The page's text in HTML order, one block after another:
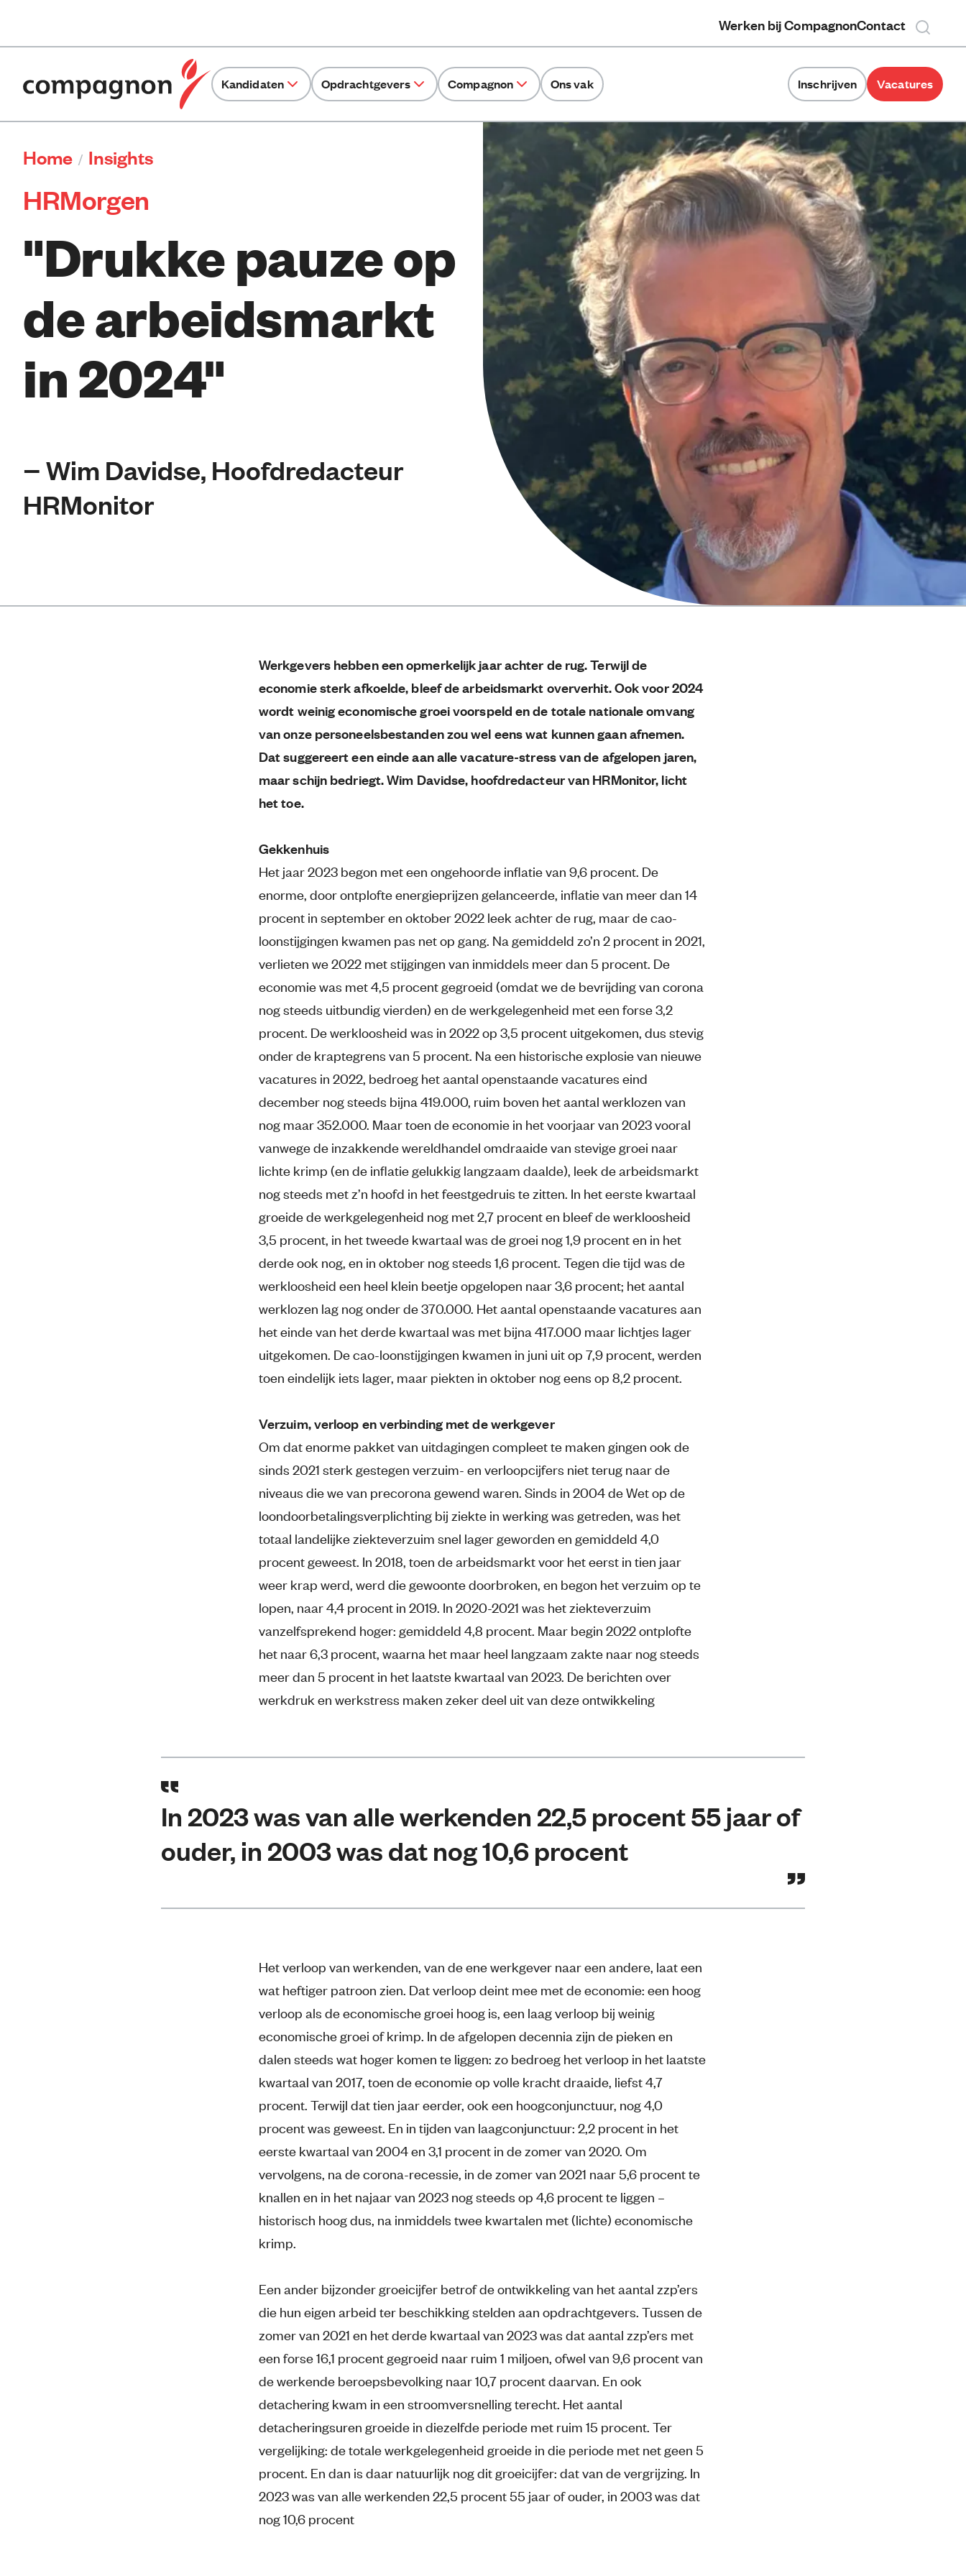
Werken bij CompagnonContact
Kandidaten Opdrachtgevers Compagnon Ons vak Inschrijven Vacatures
Home / Insights
HRMorgen
"Drukke pauze op
de arbeidsmarkt
in 2024"
− Wim Davidse, Hoofdredacteur
HRMonitor
Werkgevers hebben een opmerkelijk jaar achter de rug. Terwijl de
economie sterk afkoelde, bleef de arbeidsmarkt oververhit. Ook voor 2024
wordt weinig economische groei voorspeld en de totale nationale omvang
van onze personeelsbestanden zou wel eens wat kunnen gaan afnemen.
Dat suggereert een einde aan alle vacature-stress van de afgelopen jaren,
maar schijn bedriegt. Wim Davidse, hoofdredacteur van HRMonitor, licht
het toe.ㅤ
Gekkenhuis
Het jaar 2023 begon met een ongehoorde inflatie van 9,6 procent. De
enorme, door ontplofte energieprijzen gelanceerde, inflatie van meer dan 14
procent in september en oktober 2022 leek achter de rug, maar de cao-
loonstijgingen kwamen pas net op gang. Na gemiddeld zo’n 2 procent in 2021,
verlieten we 2022 met stijgingen van inmiddels meer dan 5 procent. De
economie was met 4,5 procent gegroeid (omdat we de bevrijding van corona
nog steeds uitbundig vierden) en de werkgelegenheid met een forse 3,2
procent. De werkloosheid was in 2022 op 3,5 procent uitgekomen, dus stevig
onder de kraptegrens van 5 procent. Na een historische explosie van nieuwe
vacatures in 2022, bedroeg het aantal openstaande vacatures eind
december nog steeds bijna 419.000, ruim boven het aantal werklozen van
nog maar 352.000. Maar toen de economie in het voorjaar van 2023 vooral
vanwege de inzakkende wereldhandel omdraaide van stevige groei naar
lichte krimp (en de inflatie gelukkig langzaam daalde), leek de arbeidsmarkt
nog steeds met z’n hoofd in het feestgedruis te zitten. In het eerste kwartaal
groeide de werkgelegenheid nog met 2,7 procent en bleef de werkloosheid
3,5 procent, in het tweede kwartaal was de groei nog 1,9 procent en in het
derde ook nog, en in oktober nog steeds 1,6 procent. Tegen die tijd was de
werkloosheid een heel klein beetje opgelopen naar 3,6 procent; het aantal
werklozen lag nog onder de 370.000. Het aantal openstaande vacatures aan
het einde van het derde kwartaal was met bijna 417.000 maar lichtjes lager
uitgekomen. De cao-loonstijgingen kwamen in juni uit op 7,9 procent, werden
toen eindelijk iets lager, maar piekten in oktober nog eens op 8,2 procent.
Verzuim, verloop en verbinding met de werkgever
Om dat enorme pakket van uitdagingen compleet te maken gingen ook de
sinds 2021 sterk gestegen verzuim- en verloopcijfers niet terug naar de
niveaus die we van precorona gewend waren. Sinds in 2004 de Wet op de
loondoorbetalingsverplichting bij ziekte in werking was getreden, was het
totaal landelijke ziekteverzuim snel lager geworden en gemiddeld 4,0
procent geweest. In 2018, toen de arbeidsmarkt voor het eerst in tien jaar
weer krap werd, werd die gewoonte doorbroken, en begon het verzuim op te
lopen, naar 4,4 procent in 2019. In 2020-2021 was het ziekteverzuim
vanzelfsprekend hoger: gemiddeld 4,8 procent. Maar begin 2022 ontplofte
het naar 6,3 procent, waarna het maar heel langzaam zakte naar nog steeds
meer dan 5 procent in het laatste kwartaal van 2023. De berichten over
werkdruk en werkstress maken zeker deel uit van deze ontwikkeling
In 2023 was van alle werkenden 22,5 procent 55 jaar of
ouder, in 2003 was dat nog 10,6 procent
Het verloop van werkenden, van de ene werkgever naar een andere, laat een
wat heftiger patroon zien. Dat verloop deint mee met de economie: een hoog
verloop als de economische groei hoog is, een laag verloop bij weinig
economische groei of krimp. In de afgelopen decennia zijn de pieken en
dalen steeds wat hoger komen te liggen: zo bedroeg het verloop in het laatste
kwartaal van 2017, toen de economie op volle kracht draaide, liefst 4,7
procent. Terwijl dat tien jaar eerder, ook een hoogconjunctuur, nog 4,0
procent was geweest. En in tijden van laagconjunctuur: 2,2 procent in het
eerste kwartaal van 2004 en 3,1 procent in de zomer van 2020. Om
vervolgens, na de corona-recessie, in de zomer van 2021 naar 5,6 procent te
knallen en in het najaar van 2023 nog steeds op 4,6 procent te liggen –
historisch hoog dus, na inmiddels twee kwartalen met (lichte) economische
krimp.
Een ander bijzonder groeicijfer betrof de ontwikkeling van het aantal zzp’ers
die hun eigen arbeid ter beschikking stelden aan opdrachtgevers. Tussen de
zomer van 2021 en het derde kwartaal van 2023 was dat aantal zzp’ers met
een forse 16,1 procent gegroeid naar ruim 1 miljoen, ofwel van 9,6 procent van
de werkende beroepsbevolking naar 10,7 procent daarvan. En ook
detachering kwam in een stroomversnelling terecht. Het aantal
detacheringsuren groeide in diezelfde periode met ruim 15 procent. Ter
vergelijking: de totale werkgelegenheid groeide in die periode met net geen 5
procent. En dan is daar natuurlijk nog dit groeicijfer: dat van de vergrijzing. In
2023 was van alle werkenden 22,5 procent 55 jaar of ouder, in 2003 was dat
nog 10,6 procent